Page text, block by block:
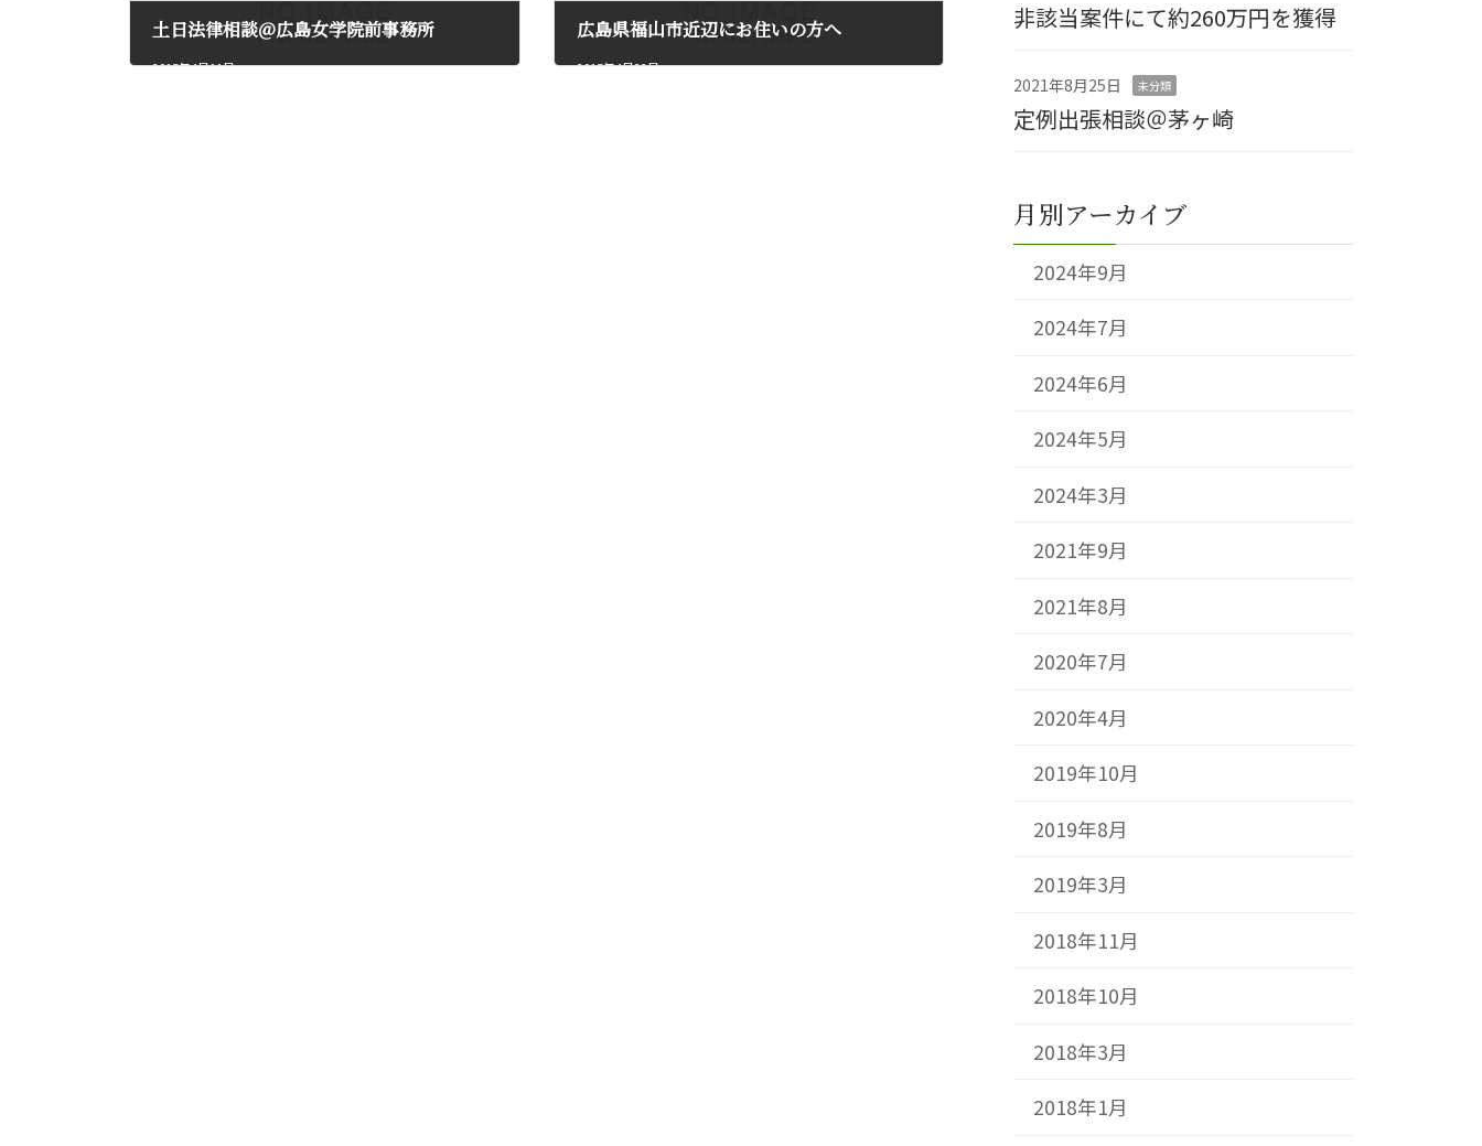
土日法律相談@広島女学院前事務所
2015年4月11日
広島県福山市近辺にお住いの方へ
2015年4月22日
非該当案件にて約260万円を獲得
2021年8月25日 未分類
定例出張相談＠茅ヶ崎
月別アーカイブ
2024年9月
2024年7月
2024年6月
2024年5月
2024年3月
2021年9月
2021年8月
2020年7月
2020年4月
2019年10月
2019年8月
2019年3月
2018年11月
2018年10月
2018年3月
2018年1月